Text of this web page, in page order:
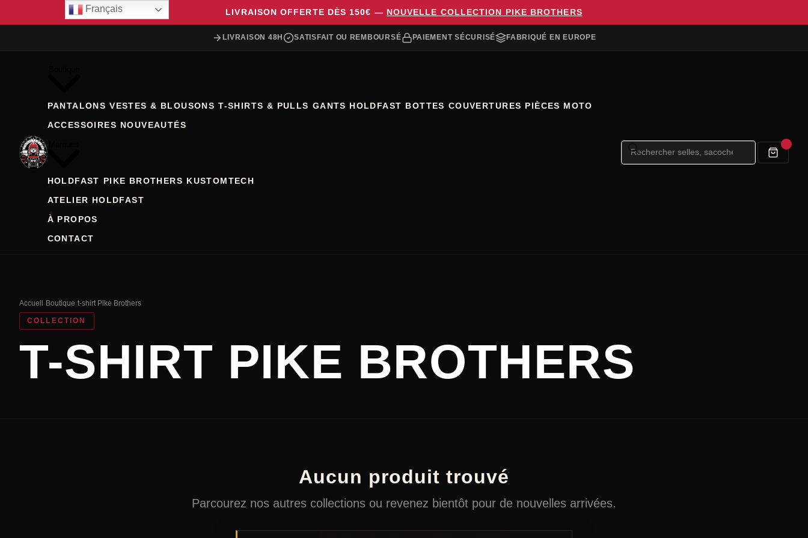
LIVRAISON OFFERTE DÈS 150€ — NOUVELLE COLLECTION PIKE BROTHERS
LIVRAISON 48H SATISFAIT OU REMBOURSÉ PAIEMENT SÉCURISÉ FABRIQUÉ EN EUROPE
PANTALONS VESTES & BLOUSONS T-SHIRTS & PULLS GANTS HOLDFAST BOTTES COUVERTURES PIÈCES MOTO
ACCESSOIRES NOUVEAUTÉS
HOLDFAST PIKE BROTHERS KUSTOMTECH
ATELIER HOLDFAST
À PROPOS
CONTACT
Recherche
de
Accueil Boutique t-shirt Pike Brothers
COLLECTION
T-SHIRT PIKE BROTHERS
Aucun produit trouvé
Parcourez nos autres collections ou revenez bientôt pour de nouvelles arrivées.
Français